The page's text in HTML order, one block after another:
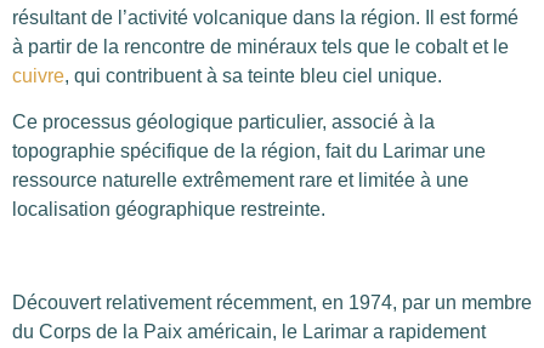
résultant de l’activité volcanique dans la région. Il est formé
à partir de la rencontre de minéraux tels que le cobalt et le
cuivre, qui contribuent à sa teinte bleu ciel unique.
Ce processus géologique particulier, associé à la
topographie spécifique de la région, fait du Larimar une
ressource naturelle extrêmement rare et limitée à une
localisation géographique restreinte.
Découvert relativement récemment, en 1974, par un membre
du Corps de la Paix américain, le Larimar a rapidement